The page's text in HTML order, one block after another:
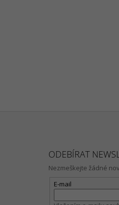
ODEBÍRAT
Nezmeškejte žádné
E-mail